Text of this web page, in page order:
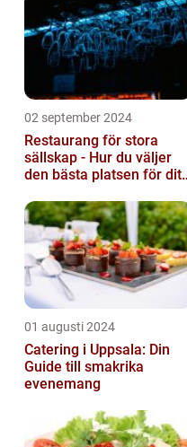
02 september 2024
Restaurang för stora
sällskap - Hur du väljer
den bästa platsen för ditt
01 augusti 2024
Catering i Uppsala: Din
Guide till smakrika
evenemang